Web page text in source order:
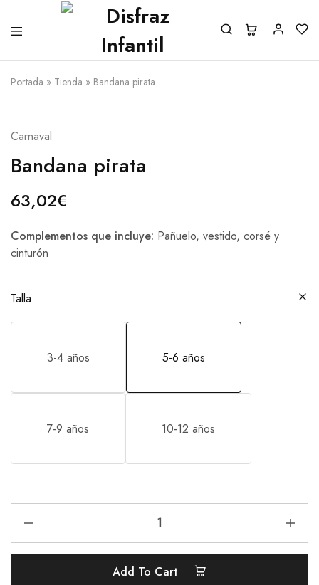
Portada » Tienda » Bandana pirata
Carnaval
Bandana pirata
63,02€
Complementos que incluye: Pañuelo, vestido, corsé y
cinturón
Talla
3-4 años 5-6 años
7-9 años 10-12 años
Add To Cart